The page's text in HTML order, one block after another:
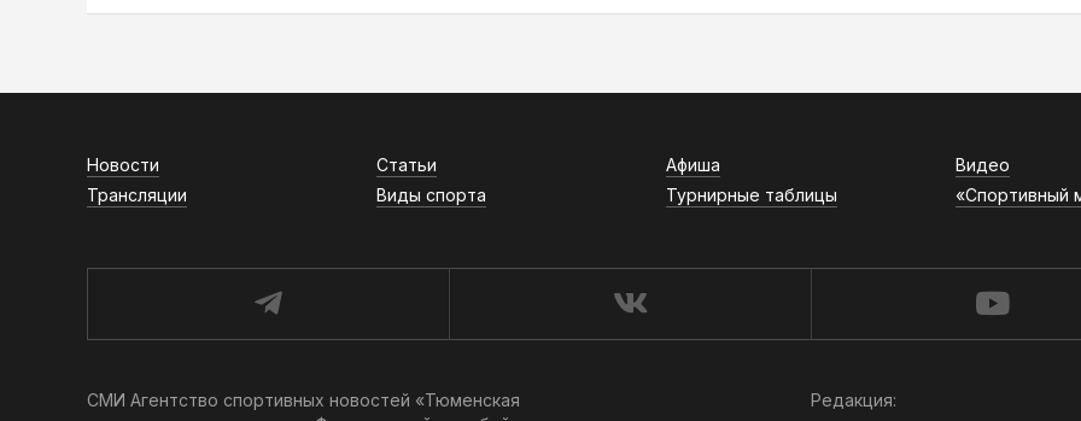
Новости Статьи Афиша Видео
Трансляции
Виды спорта Турнирные таблицы «Спортивный
СМИ Агентство спортивных новостей «Тюменская
Редакция: